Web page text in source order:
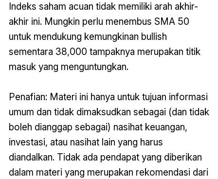
Indeks saham acuan tidak memiliki arah akhir-
akhir ini. Mungkin perlu menembus SMA 50
untuk mendukung kemungkinan bullish
sementara 38,000 tampaknya merupakan titik
masuk yang menguntungkan.
Penafian: Materi ini hanya untuk tujuan informasi
umum dan tidak dimaksudkan sebagai (dan tidak
boleh dianggap sebagai) nasihat keuangan,
investasi, atau nasihat lain yang harus
diandalkan. Tidak ada pendapat yang diberikan
dalam materi yang merupakan rekomendasi dari